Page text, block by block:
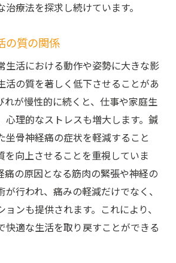
定期的なメンテナンスの重要性
に対する現代の治療オプション
もたらす新たな可能性
技術革新と鍼灸の融合
る最新治療の効果
進化が生活に与える影響
の技術的サポートの提供
鍼灸院で坐骨神経痛を克服する
治療の新たな視点とは
療法を探求し続けています。
の質の関係
生活における動作や姿勢に大きな影
活の質を著しく低下させることがあ
れが慢性的に続くと、仕事や家庭生
心理的なストレスも増大します。鍼
坐骨神経痛の症状を軽減すること
を向上させることを重視していま
痛の原因となる筋肉の緊張や神経の
行われ、痛みの軽減だけでなく、
ンも提供されます。これにより、
快適な生活を取り戻すことができる